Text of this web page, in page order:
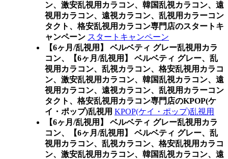
ン、激安乱視用カラコン、韓国乱視カラコン、遠
視用カラコン、遠視カラコン、乱視用カラーコン
タクト、格安乱視用カラコン専門店のスタートキ
ャンペーン スタートキャンペーン
【6ヶ月/乱視用】 ベルベティ グレー乱視用カラ
コン、
【6ヶ月/乱視用】 ベルベティ グレー、乱
視用カラコン、乱視カラコン、格安乱視用カラコ
ン、激安乱視用カラコン、韓国乱視カラコン、遠
視用カラコン、遠視カラコン、乱視用カラーコン
タクト、格安乱視用カラコン専門店のKPOP(ケ
イ・ポップ)乱視用 KPOP(ケイ・ポップ)乱視用
【6ヶ月/乱視用】 ベルベティ グレー乱視用カラ
コン、
【6ヶ月/乱視用】 ベルベティ グレー、乱
視用カラコン、乱視カラコン、格安乱視用カラコ
ン、激安乱視用カラコン、韓国乱視カラコン、遠